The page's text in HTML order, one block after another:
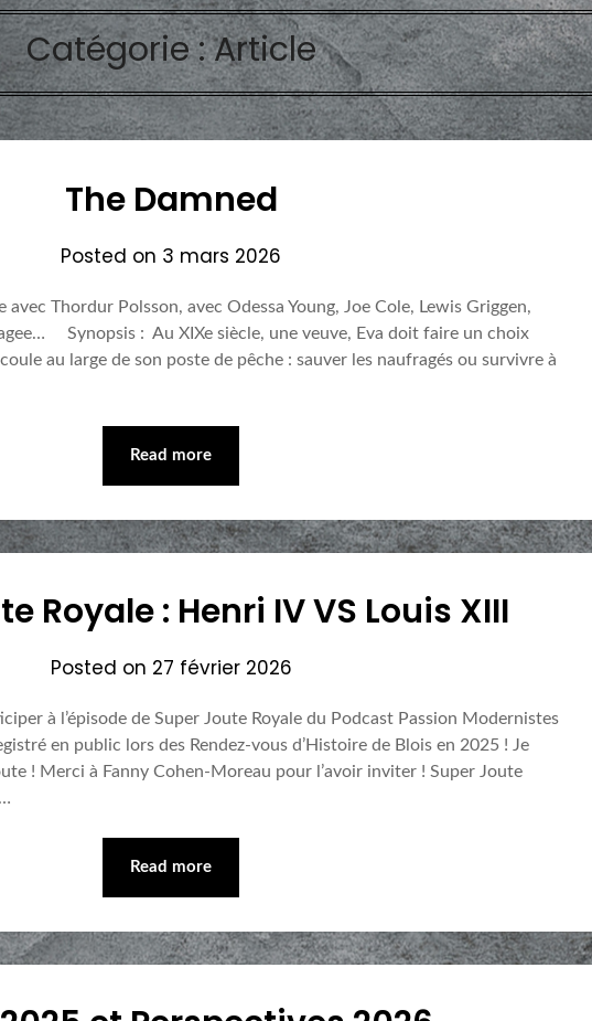
Catégorie :Article
The Damned
Posted on 3 mars 2026
avec Thordur Polsson, avec Odessa Young, Joe Cole, Lewis Griggen,
Synopsis : Au XIXe siècle, une veuve, Eva doit faire un choix
au large de son poste de pêche : sauver les naufragés ou survivre à
Read more
Royale : Henri IV VS Louis XIII
Posted on 27 février 2026
à l’épisode de Super Joute Royale du Podcast Passion Modernistes
en public lors des Rendez-vous d’Histoire de Blois en 2025 ! Je
! Merci à Fanny Cohen-Moreau pour l’avoir inviter ! Super Joute
Read more